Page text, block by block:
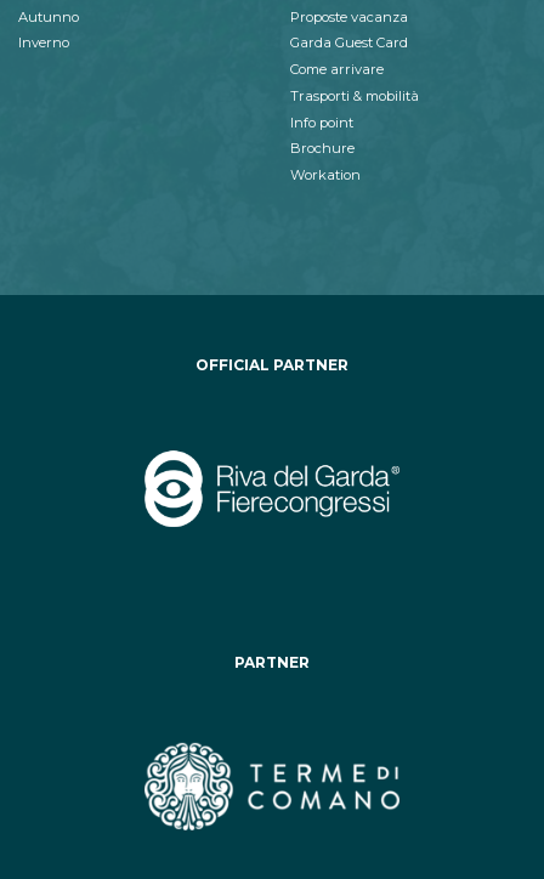
Autunno
Inverno
Proposte vacanza
Garda Guest Card
Come arrivare
Trasporti & mobilità
Info point
Brochure
Workation
OFFICIAL PARTNER
PARTNER